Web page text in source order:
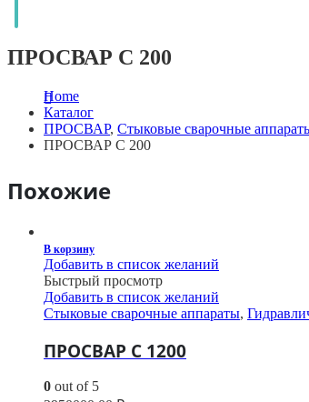
ПРОСВАР С 200
Home
Каталог
ПРОСВАР, Стыковые сварочные
ПРОСВАР С 200
Похожие
В корзину
Добавить в список желаний
Быстрый просмотр
Добавить в список желаний
Стыковые сварочные аппараты,
ПРОСВАР С 1200
0 out of 5